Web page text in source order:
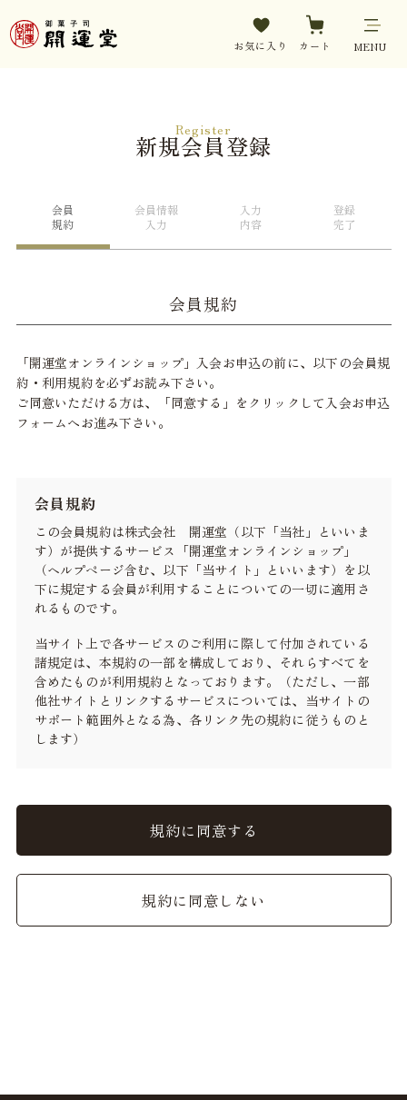
お気に入り カート MENU
Register
新規会員登録
会員
規約
会員情報
入力
入力
内容
登録
完了
会員規約
「開運堂オンラインショップ」入会お申込の前に、以下の会員規
約・利用規約を必ずお読み下さい。
ご同意いただける方は、「同意する」をクリックして入会お申込
フォームへお進み下さい。
会員規約
この会員規約は株式会社 開運堂（以下「当社」といいま
す）が提供するサービス「開運堂オンラインショップ」
（ヘルプページ含む、以下「当サイト」といいます）を以
下に規定する会員が利用することについての一切に適用さ
れるものです。
当サイト上で各サービスのご利用に際して付加されている
諸規定は、本規約の一部を構成しており、それらすべてを
含めたものが利用規約となっております。（ただし、一部
他社サイトとリンクするサービスについては、当サイトの
サポート範囲外となる為、各リンク先の規約に従うものと
します）
1. 当社は、会員の了承を得ることなく本規約を随時変更す
ることができるものとし、会員はこれを承諾します。
2. 前項の変更については、当サイト上に1ヵ月間表示した
時点で、全ての会員が了承したものとみなします。
会員のみなさまへの通知
す。
規約に同意しない
規約に同意する